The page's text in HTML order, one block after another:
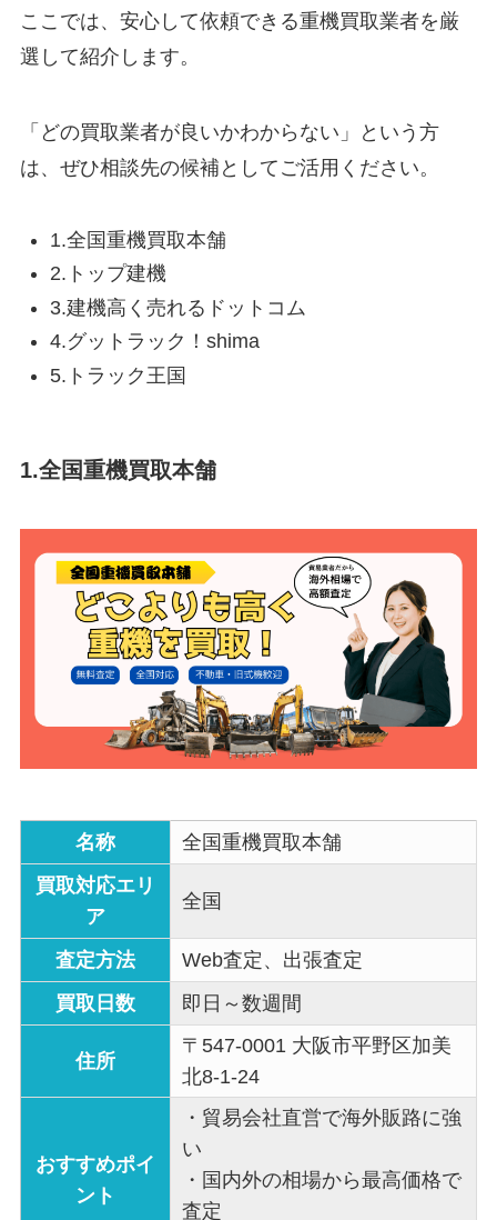
ここでは、安心して依頼できる重機買取業者を厳
選して紹介します。
「どの買取業者が良いかわからない」という方
は、ぜひ相談先の候補としてご活用ください。
1.全国重機買取本舗
2.トップ建機
3.建機高く売れるドットコム
4.グットラック！shima
5.トラック王国
1.全国重機買取本舗
名称
全国重機買取本舗
買取対応エリ
ア
全国
査定方法
Web査定、出張査定
買取日数
即日～数週間
住所
〒547-0001 大阪市平野区加美
北8-1-24
おすすめポイ
ント
・貿易会社直営で海外販路に強
い
・国内外の相場から最高価格で
査定